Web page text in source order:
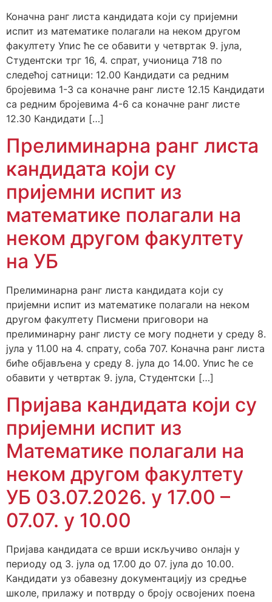
Коначна ранг листа кандидата који су пријемни
испит из математике полагали на неком другом
факултету Упис ће се обавити у четвртак 9. јула,
Студентски трг 16, 4. спрат, учионица 718 по
следећој сатници: 12.00 Кандидати са редним
бројевима 1-3 са коначне ранг листе 12.15 Кандидати
са редним бројевима 4-6 са коначне ранг листе
12.30 Кандидати […]
Прелиминарна ранг листа
кандидата који су
пријемни испит из
математике полагали на
неком другом факултету
на УБ
Прелиминарна ранг листа кандидата који су
пријемни испит из математике полагали на неком
другом факултету Писмени приговори на
прелиминарну ранг листу се могу поднети у среду 8.
јула у 11.00 на 4. спрату, соба 707. Коначна ранг листа
биће објављена у среду 8. јула до 14.00. Упис ће се
обавити у четвртак 9. јула, Студентски […]
Пријава кандидата који су
пријемни испит из
Математике полагали на
неком другом факултету
УБ 03.07.2026. у 17.00 –
07.07. у 10.00
Пријава кандидата се врши искључиво онлајн у
периоду од 3. јула од 17.00 до 07. јула до 10.00.
Кандидати уз обавезну документацију из средње
школе, прилажу и потврду о броју освојених поена